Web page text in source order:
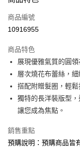
信用卡一次付款
超商取貨付款
Apple Pay
街口支付
悠遊付
Google Pay
全支付
商品編號
10916955
商品特色
展現優雅氣質的圓
層次燒花布蕾絲，
搭配附贈髮圈，輕鬆
獨特的長洋裝版型
讓您成為焦點。
銷售重點
預購說明：預購商品皆